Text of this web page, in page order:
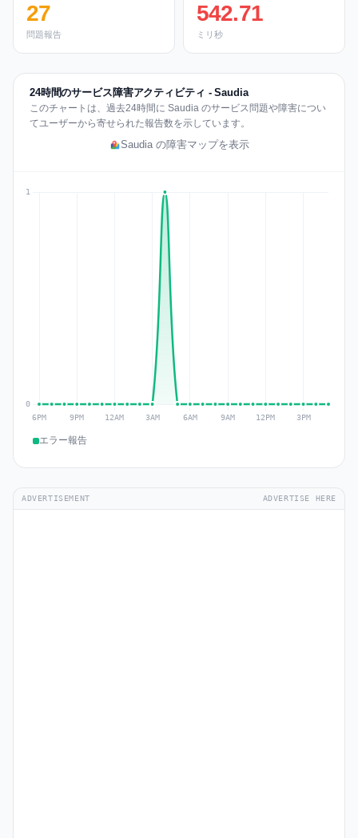
27
問題報告
542.71
ミリ秒
24時間のサービス障害アクティビティ - Saudia
このチャートは、過去24時間に Saudia のサービス問題や障害につい
てユーザーから寄せられた報告数を示しています。
Saudia の障害マップを表示
エラー報告
ADVERTISEMENT ADVERTISE HERE